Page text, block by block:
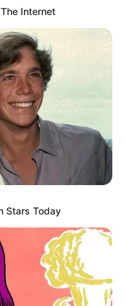
ia pernah memergoki
Putri Gubernur
pembunuhan lewat
inisial OL.
Gisella Anastasia dalam
menjadi pacarnya pada
2013 di Tirtha
Gempita Noura
Internet
Stars Today